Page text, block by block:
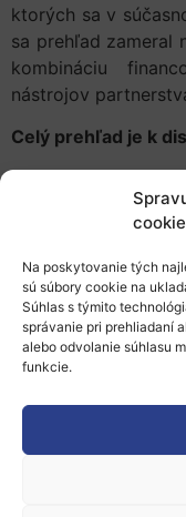
cookie
Na poskytovanie tých
sú súbory cookie na
Súhlas s týmito
správanie pri prehliadaní
alebo odvolanie súhlasu
funkcie.
ktorých sa v
sa prehľad zameral
kombináciu
nástrojov
Celý prehľad je k
programmes in
(Coordination
z programu
výskumno-
2020. Svoje
roky.